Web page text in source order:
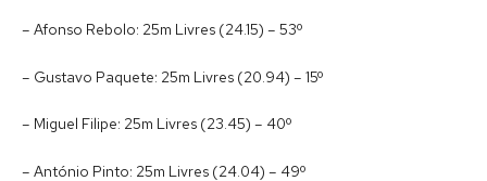
– Afonso Rebolo: 25m Livres (24.15) – 53º
– Gustavo Paquete: 25m Livres (20.94) – 15º
– Miguel Filipe: 25m Livres (23.45) – 40º
– António Pinto: 25m Livres (24.04) – 49º